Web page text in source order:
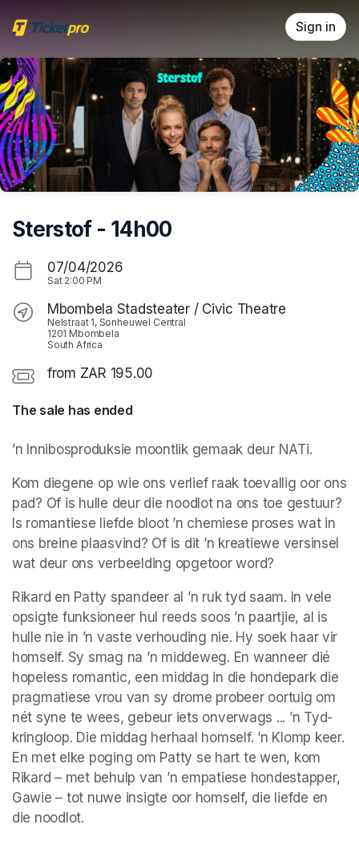
Sign in
Sterstof - 14h00
07/04/2026
Sat 2:00 PM
Mbombela Stadsteater / Civic Theatre
Nelstraat 1, Sonheuwel Central
1201 Mbombela
South Africa
from ZAR 195.00
The sale has ended
’n Innibosproduksie moontlik gemaak deur NATi.
Kom diegene op wie ons verlief raak toevallig oor ons
pad? Of is hulle deur die noodlot na ons toe gestuur?
Is romantiese liefde bloot ’n chemiese proses wat in
ons breine plaasvind? Of is dit ’n kreatiewe versinsel
wat deur ons verbeelding opgetoor word?
Rikard en Patty spandeer al ’n ruk tyd saam. In vele
opsigte funksioneer hul reeds soos ’n paartjie, al is
hulle nie in ’n vaste verhouding nie. Hy soek haar vir
homself. Sy smag na ’n middeweg. En wanneer dié
hopeless romantic, een middag in die hondepark die
pragmatiese vrou van sy drome probeer oortuig om
nét syne te wees, gebeur iets onverwags ... ’n Tyd-
kringloop. Die middag herhaal homself. ’n Klomp keer.
En met elke poging om Patty se hart te wen, kom
Rikard – met behulp van ’n empatiese hondestapper,
Gawie – tot nuwe insigte oor homself, die liefde en
die noodlot.